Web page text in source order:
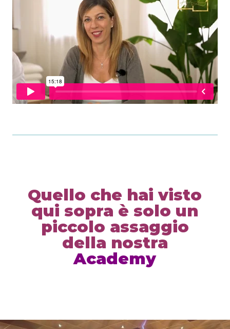
Quello che hai visto
qui sopra è solo un
piccolo assaggio
della nostra
Academy